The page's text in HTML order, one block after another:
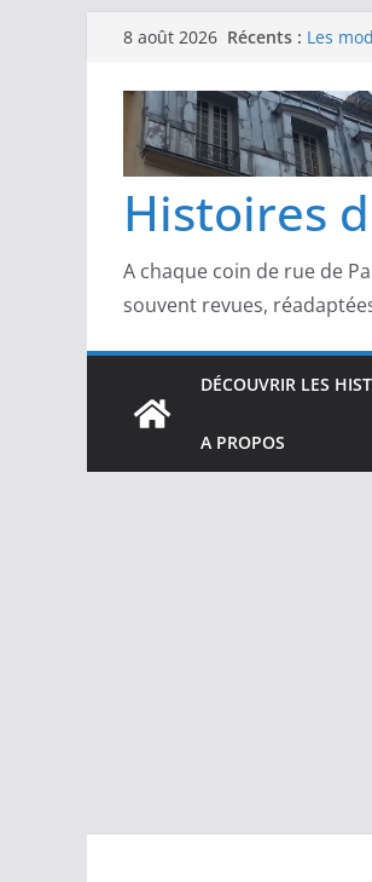
Passer
contenu
8 août 2026 Récents : Les
d’un
Les
Les
Les
Histoires
A chaque coin de rue de
souvent revues,
DÉCOUVRIR LES
A PROPOS